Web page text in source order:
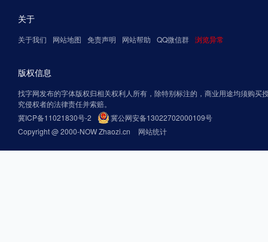
关于
关于我们 网站地图 免责声明 网站帮助 QQ微信群 浏览异常
版权信息
找字网发布的字体版权归相关权利人所有，除特别标注的，商业用途均须购买
究侵权者的法律责任并索赔。
冀ICP备11021830号-2
冀公网安备13022702000109号
Copyright @ 2000-NOW Zhaozi.cn
网站统计